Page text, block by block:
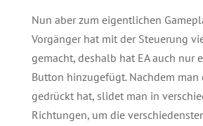
Nun aber zum eigentlichen
Vorgänger hat mit der Steuerung
gemacht, deshalb hat EA auch nur
Button hinzugefügt. Nachdem man
gedrückt hat, slidet man in
Richtungen, um die